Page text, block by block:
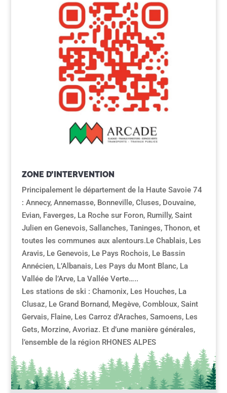
ZONE D’INTERVENTION
Principalement le département de la Haute Savoie 74
: Annecy, Annemasse, Bonneville, Cluses, Douvaine,
Evian, Faverges, La Roche sur Foron, Rumilly, Saint
Julien en Genevois, Sallanches, Taninges, Thonon, et
toutes les communes aux alentours.Le Chablais, Les
Aravis, Le Genevois, Le Pays Rochois, Le Bassin
Annécien, L’Albanais, Les Pays du Mont Blanc, La
Vallée de l’Arve, La Vallée Verte…..
Les stations de ski : Chamonix, Les Houches, La
Clusaz, Le Grand Bornand, Megève, Combloux, Saint
Gervais, Flaine, Les Carroz d’Araches, Samoens, Les
Gets, Morzine, Avoriaz. Et d’une manière générales,
l’ensemble de la région RHONES ALPES